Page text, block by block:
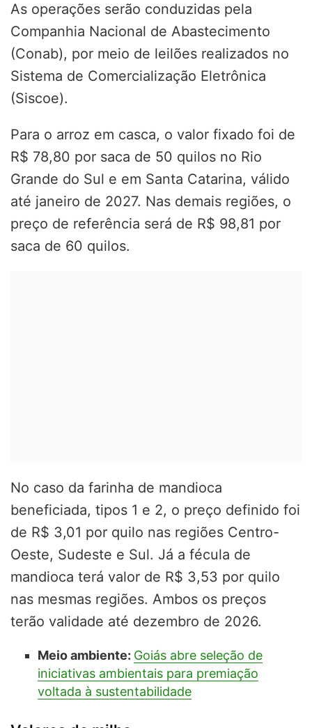
As operações serão conduzidas pela
Companhia Nacional de Abastecimento
(Conab), por meio de leilões realizados no
Sistema de Comercialização Eletrônica
(Siscoe).
Para o arroz em casca, o valor fixado foi de
R$ 78,80 por saca de 50 quilos no Rio
Grande do Sul e em Santa Catarina, válido
até janeiro de 2027. Nas demais regiões, o
preço de referência será de R$ 98,81 por
saca de 60 quilos.
No caso da farinha de mandioca
beneficiada, tipos 1 e 2, o preço definido foi
de R$ 3,01 por quilo nas regiões Centro-
Oeste, Sudeste e Sul. Já a fécula de
mandioca terá valor de R$ 3,53 por quilo
nas mesmas regiões. Ambos os preços
terão validade até dezembro de 2026.
Meio ambiente: Goiás abre seleção de
iniciativas ambientais para premiação
voltada à sustentabilidade